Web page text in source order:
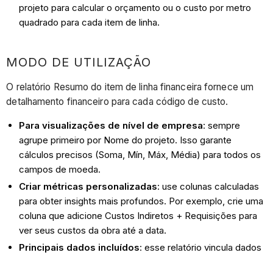
projeto para calcular o orçamento ou o custo por metro
quadrado para cada item de linha.
MODO DE UTILIZAÇÃO
O relatório Resumo do item de linha financeira fornece um
detalhamento financeiro para cada código de custo.
Para visualizações de nível de empresa: sempre
agrupe primeiro por Nome do projeto. Isso garante
cálculos precisos (Soma, Mín, Máx, Média) para todos os
campos de moeda.
Criar métricas personalizadas: use colunas calculadas
para obter insights mais profundos. Por exemplo, crie uma
coluna que adicione Custos Indiretos + Requisições para
ver seus custos da obra até a data.
Principais dados incluídos: esse relatório vincula dados